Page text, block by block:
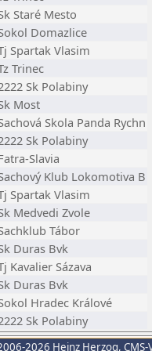
Staré Mesto
Domazlice
Spartak Vlasim
Trinec
Sk Polabiny
Most
Skola Panda Rychn
Sk Polabiny
Slavia
Klub Lokomotiva B
Spartak Vlasim
Medvedi Zvole
Tábor
Duras Bvk
Kavalier Sázava
Duras Bvk
Hradec Králové
Sk Polabiny
2026 Heinz Herzog,